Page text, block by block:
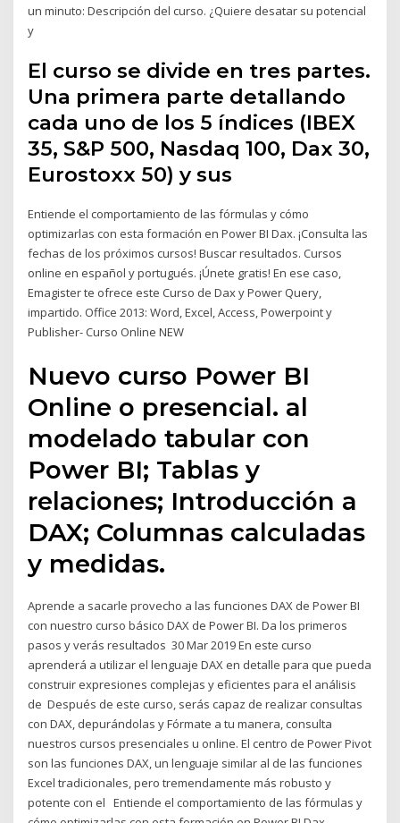
un minuto: Descripción del curso. ¿Quiere desatar su potencial
y
El curso se divide en tres partes.
Una primera parte detallando
cada uno de los 5 índices (IBEX
35, S&P 500, Nasdaq 100, Dax 30,
Eurostoxx 50) y sus
Entiende el comportamiento de las fórmulas y cómo
optimizarlas con esta formación en Power BI Dax. ¡Consulta las
fechas de los próximos cursos! Buscar resultados. Cursos
online en español y portugués. ¡Únete gratis! En ese caso,
Emagister te ofrece este Curso de Dax y Power Query,
impartido. Office 2013: Word, Excel, Access, Powerpoint y
Publisher- Curso Online NEW
Nuevo curso Power BI
Online o presencial. al
modelado tabular con
Power BI; Tablas y
relaciones; Introducción a
DAX; Columnas calculadas
y medidas.
Aprende a sacarle provecho a las funciones DAX de Power BI
con nuestro curso básico DAX de Power BI. Da los primeros
pasos y verás resultados 30 Mar 2019 En este curso
aprenderá a utilizar el lenguaje DAX en detalle para que pueda
construir expresiones complejas y eficientes para el análisis
de Después de este curso, serás capaz de realizar consultas
con DAX, depurándolas y Fórmate a tu manera, consulta
nuestros cursos presenciales u online. El centro de Power Pivot
son las funciones DAX, un lenguaje similar al de las funciones
Excel tradicionales, pero tremendamente más robusto y
potente con el Entiende el comportamiento de las fórmulas y